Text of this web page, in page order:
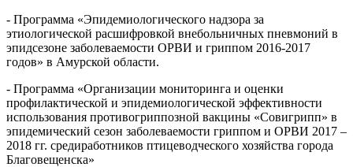
- Программа «Эпидемиологического надзора за
этиологической расшифровкой внебольничных пневмоний в
эпидсезоне заболеваемости ОРВИ и гриппом 2016-2017
годов» в Амурской области.
- Программа «Организации мониторинга и оценки
профилактической и эпидемиологической эффективности
использования противогриппозной вакцины «Совигрипп» в
эпидемический сезон заболеваемости гриппом и ОРВИ 2017 –
2018 гг. средиработников птицеводческого хозяйства города
Благовещенска»